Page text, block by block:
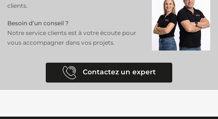
clients.
Besoin d’un conseil ?
Notre service clients est à votre écoute pour
vous accompagner dans vos projets.
Contactez un expert